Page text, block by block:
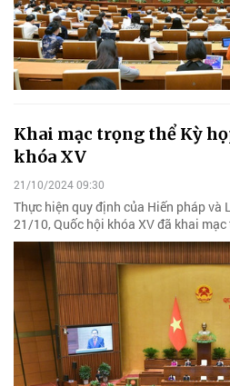
Khai mạc trọng thể Kỳ
khóa XV
21/10/2024 09:30
Thực hiện quy định của Hiến pháp và
21/10, Quốc hội khóa XV đã khai